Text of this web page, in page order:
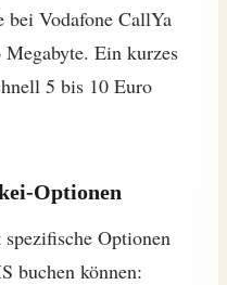
bei Vodafone CallYa
Ein kurzes
5 bis 10 Euro
Optionen
Optionen
buchen können: